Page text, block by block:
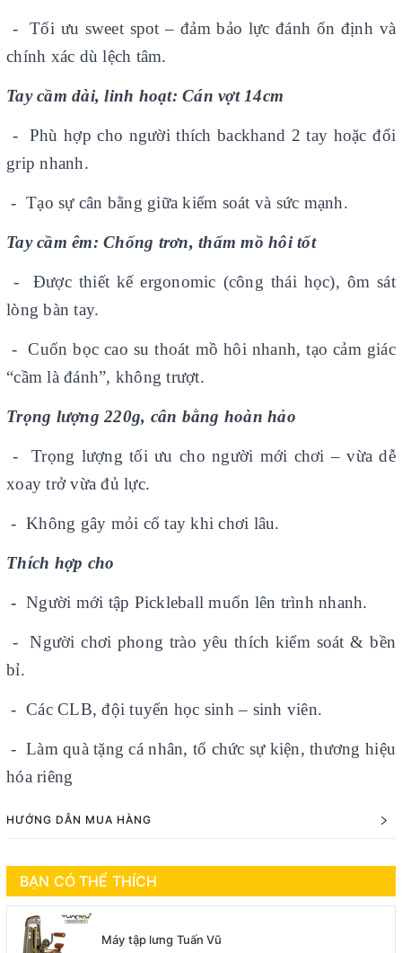
- Tối ưu sweet spot – đảm bảo lực đánh ổn định và
chính xác dù lệch tâm.
Tay cầm dài, linh hoạt: Cán vợt 14cm
- Phù hợp cho người thích backhand 2 tay hoặc đổi
grip nhanh.
- Tạo sự cân bằng giữa kiểm soát và sức mạnh.
Tay cầm êm: Chống trơn, thấm mồ hôi tốt
- Được thiết kế ergonomic (công thái học), ôm sát
lòng bàn tay.
- Cuốn bọc cao su thoát mồ hôi nhanh, tạo cảm giác
“cầm là đánh”, không trượt.
Trọng lượng 220g, cân bằng hoàn hảo
- Trọng lượng tối ưu cho người mới chơi – vừa dễ
xoay trở vừa đủ lực.
- Không gây mỏi cổ tay khi chơi lâu.
Thích hợp cho
- Người mới tập Pickleball muốn lên trình nhanh.
- Người chơi phong trào yêu thích kiểm soát & bền
bỉ.
- Các CLB, đội tuyển học sinh – sinh viên.
- Làm quà tặng cá nhân, tổ chức sự kiện, thương hiệu
hóa riêng
HƯỚNG DẪN MUA HÀNG
BẠN CÓ THỂ THÍCH
Máy tập lưng Tuấn Vũ